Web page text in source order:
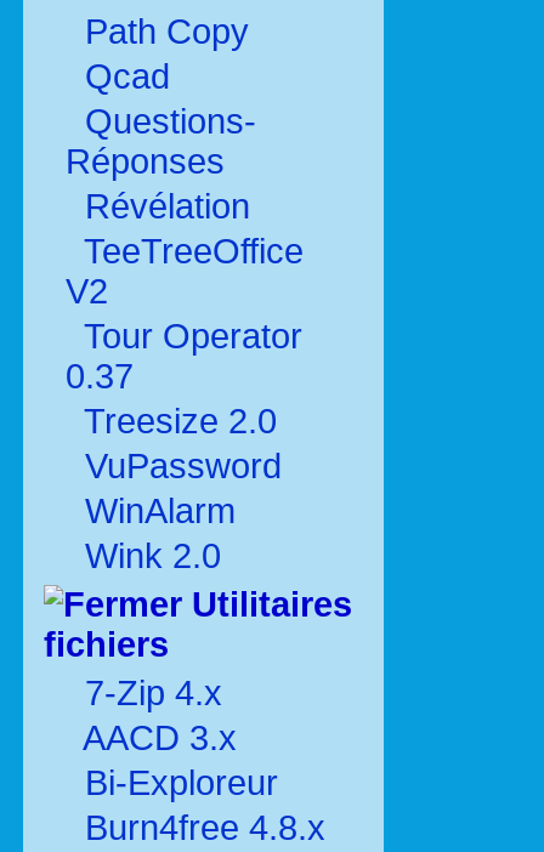
Path Copy
Qcad
Questions-
Réponses
Révélation
TeeTreeOffice
V2
Tour Operator
0.37
Treesize 2.0
VuPassword
WinAlarm
Wink 2.0
Utilitaires
fichiers
7-Zip 4.x
AACD 3.x
Bi-Exploreur
Burn4free 4.8.x